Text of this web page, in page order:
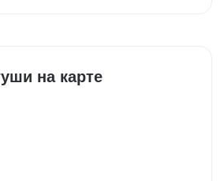
на карте